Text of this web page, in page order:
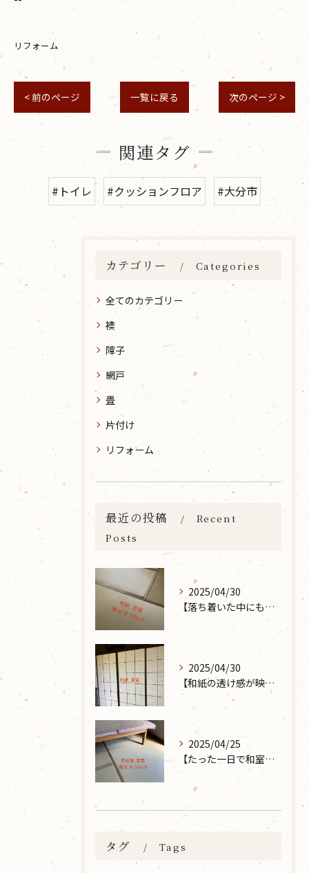
リフォーム
< 前のページ 一覧に戻る 次のページ >
関連タグ
#トイレ #クッションフロア #大分市
カテゴリー Categories
全てのカテゴリー
襖
障子
網戸
畳
片付け
リフォーム
最近の投稿
Recent
Posts
2025/04/30
【落ち着いた中にも華やかな雰囲気を】大分市で畳の表替えなら 張替本舗 金沢屋 坂ノ市店へ
2025/04/30
【和紙の透け感が映えるとても素敵な空間に】大分市で障子の張り替えなら 張替本舗 金沢屋 坂ノ市店へ
2025/04/25
【たった一日で和室が生まれ変わった話】畳の表替えなら 張替本舗 金沢屋 坂ノ市店へ
タグ Tags